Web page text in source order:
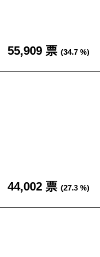
55,909 票 (34.7 %)
44,002 票 (27.3 %)